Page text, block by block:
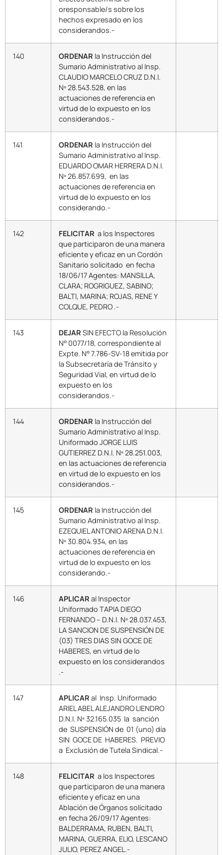
oresponsable/s sobre los
hechos expresado en los
considerandos.-
140 ORDENAR la Instrucción del
Sumario Administrativo al Insp.
CLAUDIO MARCELO CRUZ D.N.I.
Nº 28.543.528, en las
actuaciones de referencia en
virtud de lo expuesto en los
considerandos.-
141 ORDENAR la Instrucción del
Sumario Administrativo al Insp.
EDUARDO OMAR HERRERA D.N.I.
Nº 26.857.699, en las
actuaciones de referencia en
virtud de lo expuesto en los
considerando.-
142 FELICITAR a los Inspectores
que participaron de una manera
eficiente y eficaz en un Cordón
Sanitario solicitado en fecha
18/06/17 Agentes: MANSILLA,
CLARA; ROGRIGUEZ, SABINO;
BALTI, MARINA; ROJAS, RENE Y
COLQUE, PEDRO .-
143 DEJAR SIN EFECTO la Resolución
N° 0077/18, correspondiente al
Expte. N° 7.786-SV-18 emitida por
la Subsecretaría de Tránsito y
Seguridad Vial, en virtud de lo
expuesto en los
considerandos.-
144 ORDENAR la Instrucción del
Sumario Administrativo al Insp.
Uniformado JORGE LUIS
GUTIERREZ D.N.I. Nº 28.251.003,
en las actuaciones de referencia
en virtud de lo expuesto en los
considerandos.-
145 ORDENAR la Instrucción del
Sumario Administrativo al Insp.
EZEQUIEL ANTONIO ARENA D.N.I.
Nº 30.804.934, en las
actuaciones de referencia en
virtud de lo expuesto en los
considerando.-
146 APLICAR al Inspector
Uniformado TAPIA DIEGO
FERNANDO – D.N.I. Nº 28.037.453,
LA SANCION DE SUSPENSIÓN DE
(03) TRES DIAS SIN GOCE DE
HABERES, en virtud de lo
expuesto en los considerandos
.-
147 APLICAR al Insp. Uniformado
ARIEL ABEL ALEJANDRO LIENDRO
D.N.I. Nº 32.165.035 la sanción
de SUSPENSIÓN de 01 (uno) día
SIN GOCE DE HABERES. PREVIO
a Exclusión de Tutela Sindical.-
148 FELICITAR a los Inspectores
que participaron de una manera
eficiente y eficaz en una
Ablación de Órganos solicitado
en fecha 26/09/17 Agentes:
BALDERRAMA, RUBEN, BALTI,
MARINA, GUERRA, ELIO, LESCANO
JULIO, PEREZ ANGEL.-